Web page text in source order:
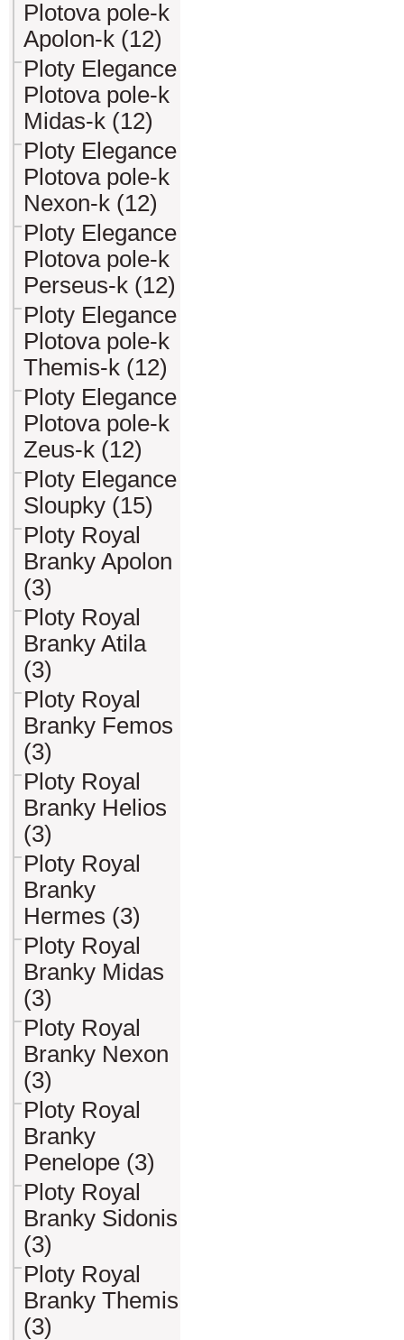
Plotova pole-k
Apolon-k (12)
Ploty Elegance
Plotova pole-k
Midas-k (12)
Ploty Elegance
Plotova pole-k
Nexon-k (12)
Ploty Elegance
Plotova pole-k
Perseus-k (12)
Ploty Elegance
Plotova pole-k
Themis-k (12)
Ploty Elegance
Plotova pole-k
Zeus-k (12)
Ploty Elegance
Sloupky (15)
Ploty Royal
Branky Apolon
(3)
Ploty Royal
Branky Atila
(3)
Ploty Royal
Branky Femos
(3)
Ploty Royal
Branky Helios
(3)
Ploty Royal
Branky
Hermes (3)
Ploty Royal
Branky Midas
(3)
Ploty Royal
Branky Nexon
(3)
Ploty Royal
Branky
Penelope (3)
Ploty Royal
Branky Sidonis
(3)
Ploty Royal
Branky Themis
(3)